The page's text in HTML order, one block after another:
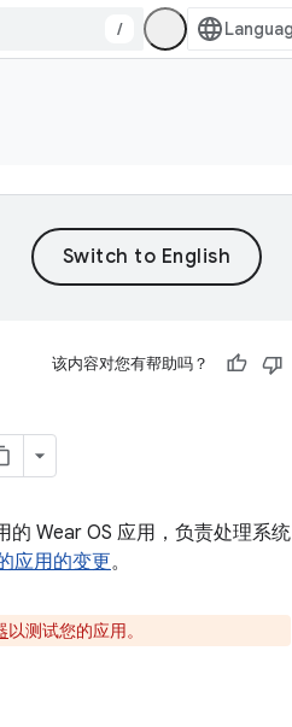
/
该内容对您有帮助吗？
的 Wear OS 应用，负责处理系统
应用的变更。
以测试您的应用。